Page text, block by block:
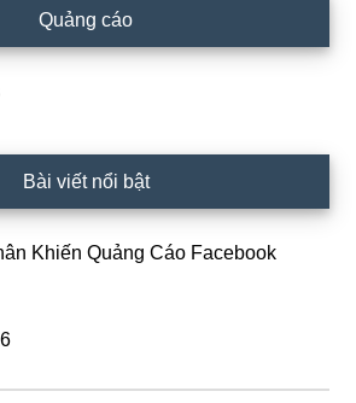
Quảng cáo
Bài viết nổi bật
Khiến Quảng Cáo Facebook